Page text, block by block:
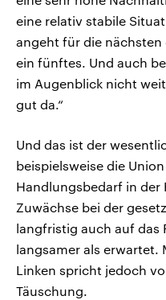
eine relativ stabile
angeht für die nächsten
ein fünftes. Und auch
im Augenblick nicht
gut da.“
Und das ist der
beispielsweise die
Handlungsbedarf in der
Zuwächse bei der
langfristig auch auf das
langsamer als erwartet.
Linken spricht jedoch
Täuschung.